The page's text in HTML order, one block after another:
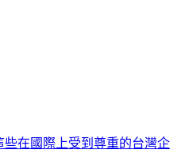
在國際上受到尊重的台灣企